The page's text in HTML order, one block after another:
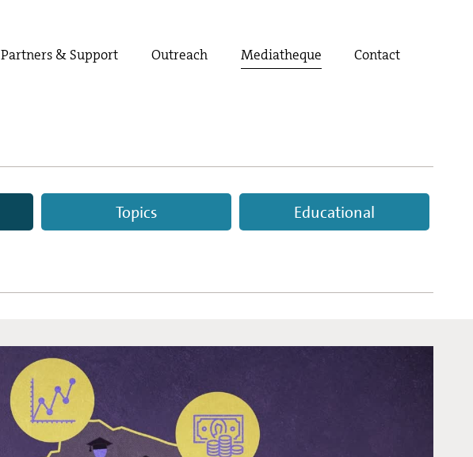
Partners & Support Outreach Mediatheque Contact
Topics Educational